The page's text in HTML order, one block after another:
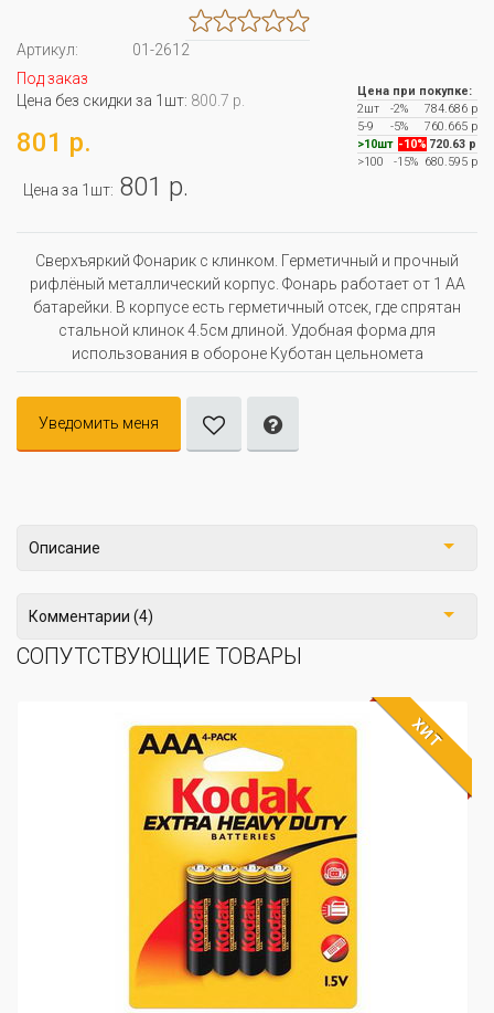
Артикул:
01-2612
Под заказ
Цена без скидки за 1шт: 800.7 р.
801 р.
Цена за 1шт: 801 р.
Цена при покупке:
2шт
-2%
784.686 р
5-9
-5%
760.665 р
>10шт -10% 720.63 р
>100
-15% 680.595 р
Сверхъяркий Фонарик с клинком. Герметичный и прочный
рифлёный металлический корпус. Фонарь работает от 1 АА
батарейки. В корпусе есть герметичный отсек, где спрятан
стальной клинок 4.5см длиной. Удобная форма для
использования в обороне Куботан цельномета
Уведомить меня
Описание
Комментарии (4)
СОПУТСТВУЮЩИЕ ТОВАРЫ
ХИТ